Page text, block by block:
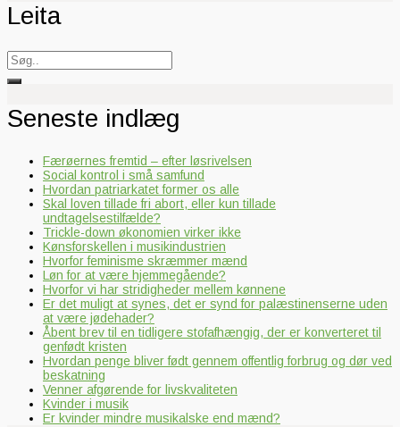
Leita
Search
for:
Seneste indlæg
Færøernes fremtid – efter løsrivelsen
Social kontrol i små samfund
Hvordan patriarkatet former os alle
Skal loven tillade fri abort, eller kun tillade
undtagelsestilfælde?
Trickle-down økonomien virker ikke
Kønsforskellen i musikindustrien
Hvorfor feminisme skræmmer mænd
Løn for at være hjemmegående?
Hvorfor vi har stridigheder mellem kønnene
Er det muligt at synes, det er synd for palæstinenserne uden
at være jødehader?
Åbent brev til en tidligere stofafhængig, der er konverteret til
genfødt kristen
Hvordan penge bliver født gennem offentlig forbrug og dør ved
beskatning
Venner afgørende for livskvaliteten
Kvinder i musik
Er kvinder mindre musikalske end mænd?